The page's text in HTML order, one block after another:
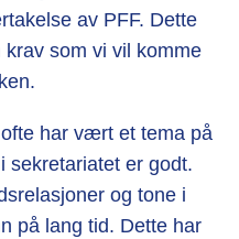
av PFF. Dette
som vi vil komme
har vært et tema på
sekretariatet er godt.
og tone i
på lang tid. Dette har